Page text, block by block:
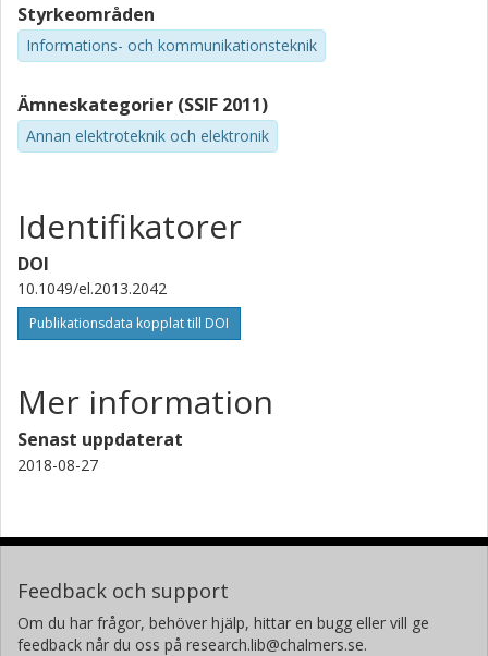
Styrkeområden
Informations- och kommunikationsteknik
Ämneskategorier (SSIF 2011)
Annan elektroteknik och elektronik
Identifikatorer
DOI
10.1049/el.2013.2042
Publikationsdata kopplat till DOI
Mer information
Senast uppdaterat
2018-08-27
Feedback och support
Om du har frågor, behöver hjälp, hittar en bugg eller vill ge
feedback når du oss på research.lib@chalmers.se.